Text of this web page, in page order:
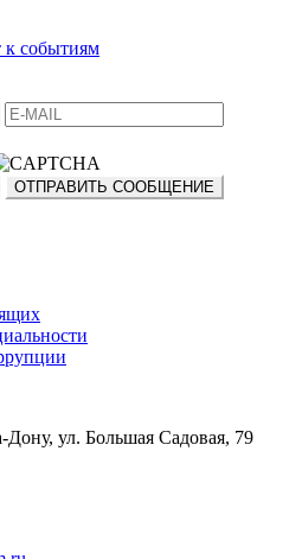
к событиям
Дону, ул. Большая Садовая, 79